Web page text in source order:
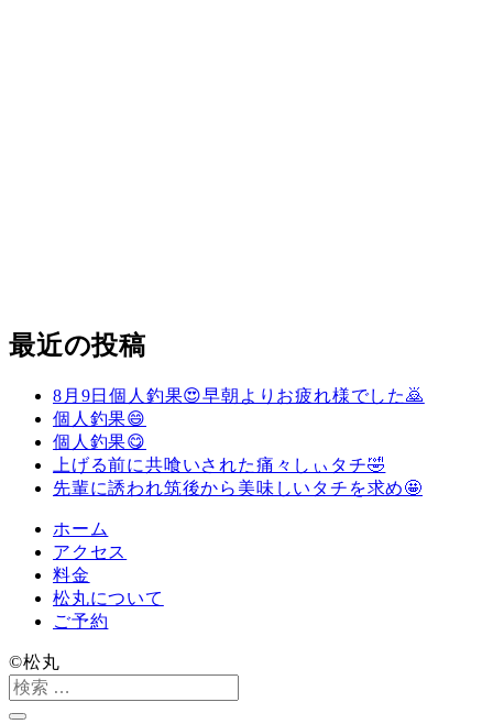
最近の投稿
8月9日個人釣果😍早朝よりお疲れ様でした🙇
個人釣果😄
個人釣果😋
上げる前に共喰いされた痛々しぃタチ🤣
先輩に誘われ筑後から美味しいタチを求め🤩
ホーム
アクセス
料金
松丸について
ご予約
©️松丸
検
索